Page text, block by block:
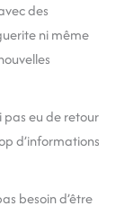
des
ni même
pas eu de retour
d’informations
besoin d’être